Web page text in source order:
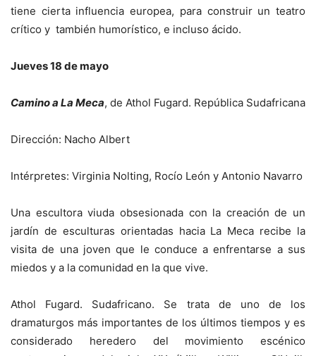
tiene cierta influencia europea, para construir un teatro
crítico y también humorístico, e incluso ácido.
Jueves 18 de mayo
Camino a La Meca, de Athol Fugard. República Sudafricana
Dirección: Nacho Albert
Intérpretes: Virginia Nolting, Rocío León y Antonio Navarro
Una escultora viuda obsesionada con la creación de un
jardín de esculturas orientadas hacia La Meca recibe la
visita de una joven que le conduce a enfrentarse a sus
miedos y a la comunidad en la que vive.
Athol Fugard. Sudafricano. Se trata de uno de los
dramaturgos más importantes de los últimos tiempos y es
considerado heredero del movimiento escénico